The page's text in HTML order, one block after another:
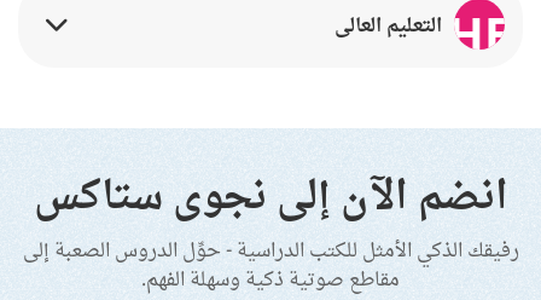
HE التعليم العالي
انضم الآن إلى نجوى ستاكس
رفيقك الذكي الأمثل للكتب الدراسية - حوِّل الدروس الصعبة إلى
مقاطع صوتية ذكية وسهلة الفهم.